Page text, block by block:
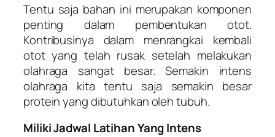
Tentu saja bahan ini merupakan komponen
penting dalam pembentukan otot.
Kontribusinya dalam menrangkai kembali
otot yang telah rusak setelah melakukan
olahraga sangat besar. Semakin intens
olahraga kita tentu saja semakin besar
protein yang dibutuhkan oleh tubuh.
Miliki Jadwal Latihan Yang Intens